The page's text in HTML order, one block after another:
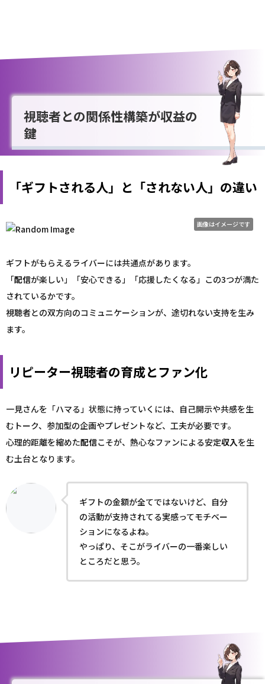
視聴者との関係性構築が収益の
鍵
「ギフトされる人」と「されない人」の違い
画像はイメージです
ギフトがもらえるライバーには共通点があります。
「配信が楽しい」「安心できる」「応援したくなる」この3つが満た
されているかです。
視聴者との双方向のコミュニケーションが、途切れない支持を生み
ます。
リピーター視聴者の育成とファン化
一見さんを「ハマる」状態に持っていくには、自己開示や共感を生
むトーク、参加型の企画やプレゼントなど、工夫が必要です。
心理的距離を縮めた配信こそが、熱心なファンによる安定収入を生
む土台となります。
ギフトの金額が全てではないけど、自分
の活動が支持されてる実感ってモチベー
ションになるよね。
やっぱり、そこがライバーの一番楽しい
ところだと思う。